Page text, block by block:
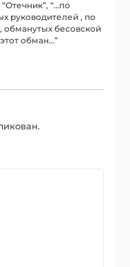
“…по
руководителей , по
бесовской
обман…”